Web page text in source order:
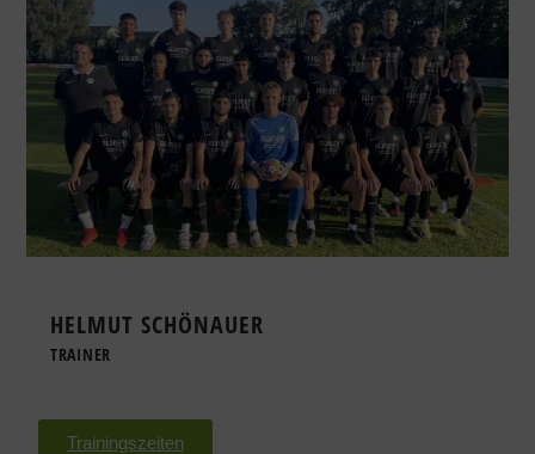
HELMUT SCHÖNAUER
TRAINER
Trainingszeiten